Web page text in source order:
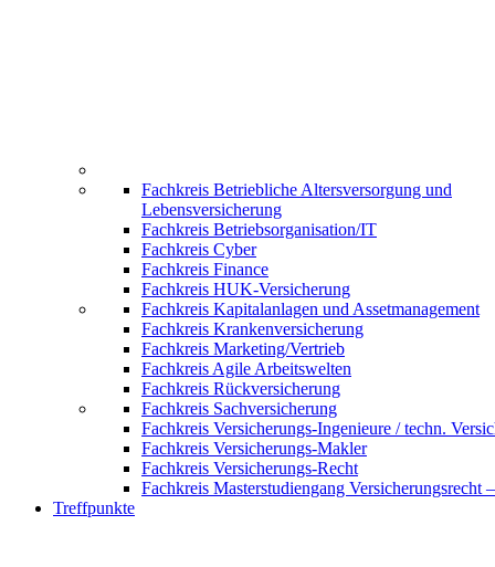
Fachkreis Betriebliche Altersversorgung und
Lebensversicherung
Fachkreis Betriebsorganisation/IT
Fachkreis Cyber
Fachkreis Finance
Fachkreis HUK-Versicherung
Fachkreis Kapitalanlagen und Assetmanagement
Fachkreis Krankenversicherung
Fachkreis Marketing/Vertrieb
Fachkreis Agile Arbeitswelten
Fachkreis Rückversicherung
Fachkreis Sachversicherung
Fachkreis Versicherungs-Ingenieure / techn.
Fachkreis Versicherungs-Makler
Fachkreis Versicherungs-Recht
Fachkreis Masterstudiengang Versicherungsrecht
Treffpunkte